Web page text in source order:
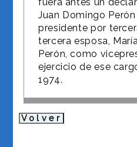
Juan Domingo
presidente por
tercera esposa,
Perón, como
ejercicio de ese
1974.